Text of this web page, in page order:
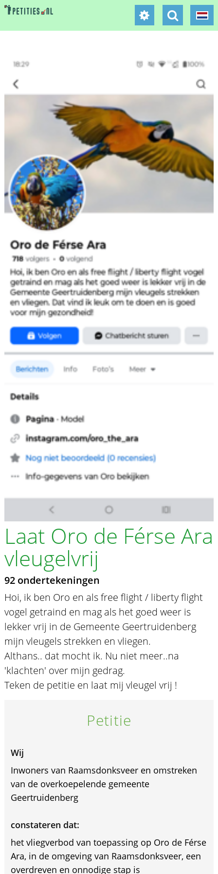
Laat Oro de Férse Ara
vleugelvrij
92 ondertekeningen
Hoi, ik ben Oro en als free flight / liberty flight
vogel getraind en mag als het goed weer is
lekker vrij in de Gemeente Geertruidenberg
mijn vleugels strekken en vliegen.
Althans.. dat mocht ik. Nu niet meer..na
'klachten' over mijn gedrag.
Teken de petitie en laat mij vleugel vrij !
Petitie
Wij
Inwoners van Raamsdonksveer en omstreken
van de overkoepelende gemeente
Geertruidenberg
constateren dat:
het vliegverbod van toepassing op Oro de Férse
Ara, in de omgeving van Raamsdonksveer, een
overdreven en onnodige stap is